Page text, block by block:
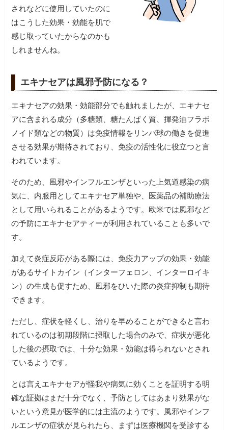
されなどに使用していたのに
はこうした効果・効能を肌で
感じ取っていたからなのかも
しれませんね。
エキナセアは風邪予防になる？
エキナセアの効果・効能部分でも触れましたが、エキナセ
アに含まれる成分（多糖類、糖たんぱく質、揮発油フラボ
ノイド類などの物質）は免疫情報をリンパ球の働きを促進
させる効果が期待されており、免疫の活性化に役立つと言
われています。
そのため、風邪やインフルエンザといった上気道感染の病
気に、内服用としてエキナセア単独や、医薬品の補助療法
として用いられることがあるようです。欧米では風邪など
の予防にエキナセアティーが利用されていることも多いで
す。
加えて炎症反応がある際には、免疫力アップの効果・効能
があるサイトカイン（インターフェロン、インターロイキ
ン）の生成も促すため、風邪をひいた際の炎症抑制も期待
できます。
ただし、症状を軽くし、治りを早めることができると言わ
れているのは初期段階に摂取した場合のみで、症状が悪化
した後の摂取では、十分な効果・効能は得られないとされ
ているようです。
とは言えエキナセアが怪我や病気に効くことを証明する明
確な証拠はまだ十分でなく、予防としてはあまり効果がな
いという意見が医学的には主流のようです。風邪やインフ
ルエンザの症状が見られたら、まずは医療機関を受診する